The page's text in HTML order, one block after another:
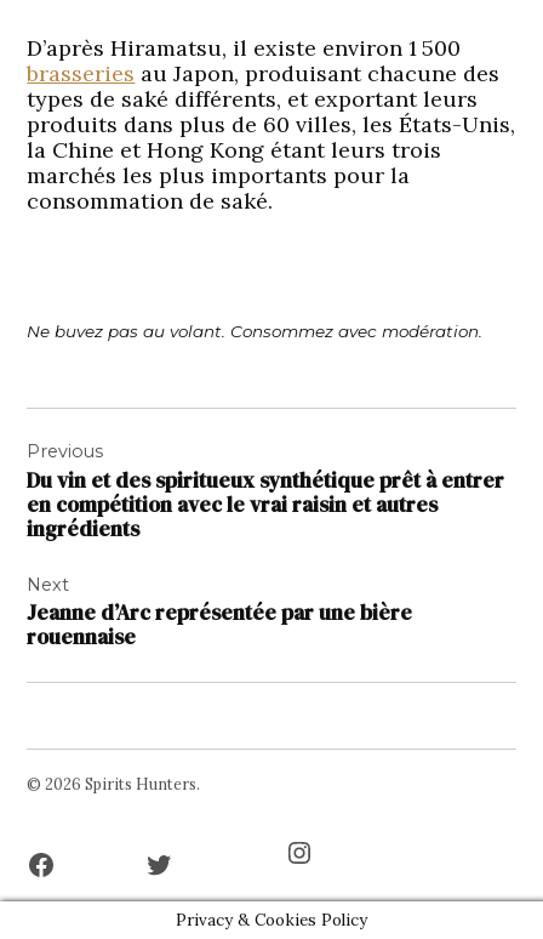
D’après Hiramatsu, il existe environ 1 500
brasseries au Japon, produisant chacune des
types de saké différents, et exportant leurs
produits dans plus de 60 villes, les États-Unis,
la Chine et Hong Kong étant leurs trois
marchés les plus importants pour la
consommation de saké.
Ne buvez pas au volant. Consommez avec modération.
de
l’article
Previous
Du vin et des spiritueux synthétique prêt à entrer
en compétition avec le vrai raisin et autres
ingrédients
Next
Jeanne d’Arc représentée par une bière
rouennaise
© 2026 Spirits Hunters.
Privacy & Cookies Policy